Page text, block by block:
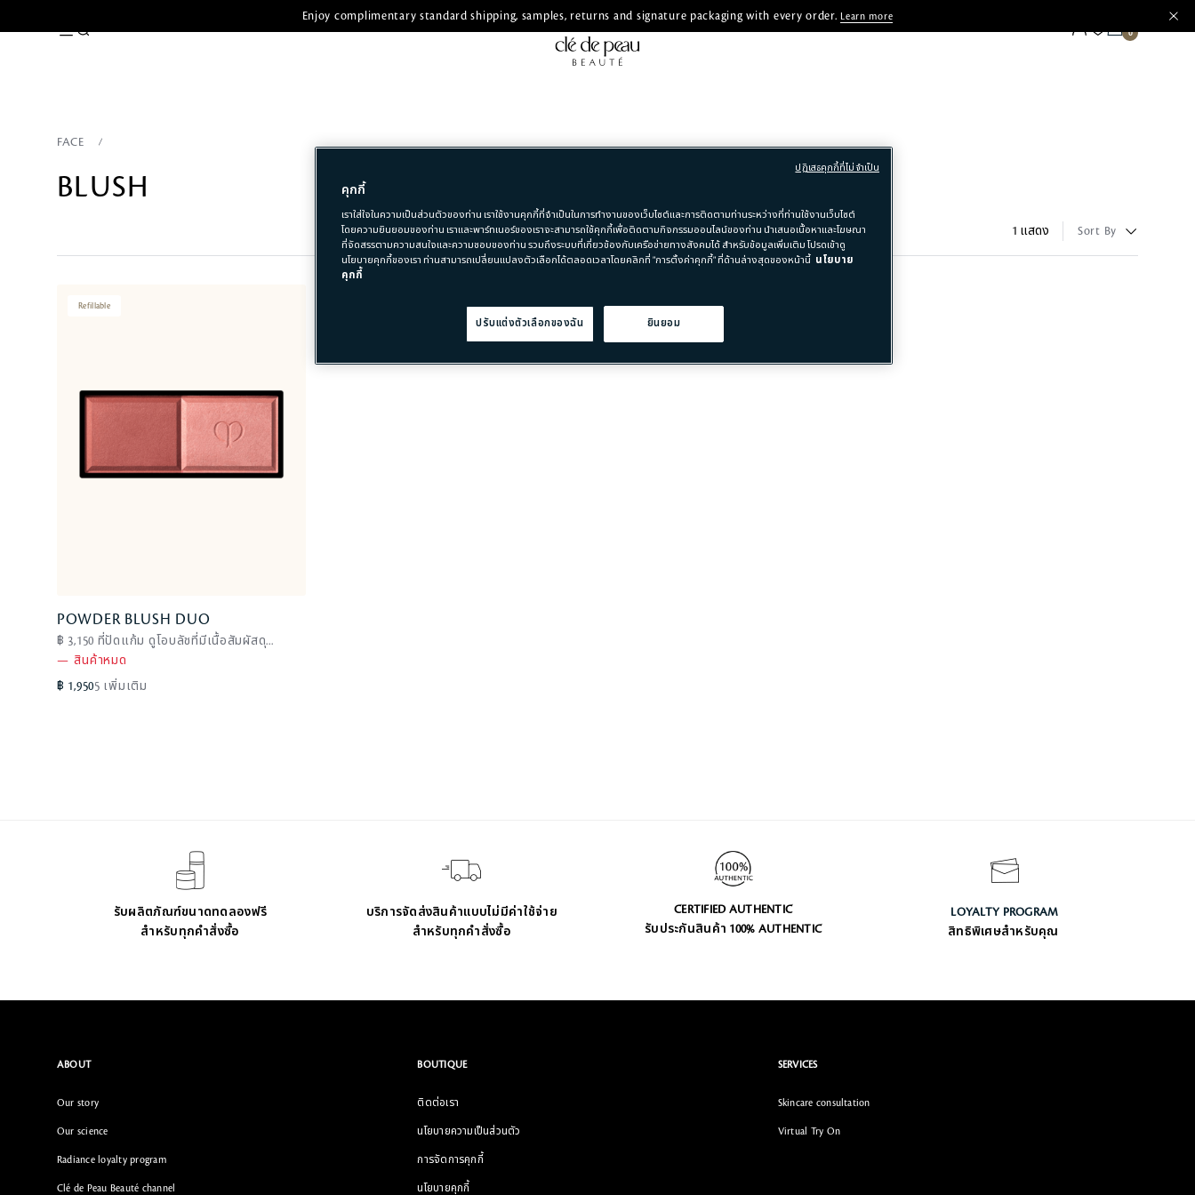
Enjoy complimentary standard shipping, samples, returns and signature packaging with every order.Learn more
FACE
BLUSH
1 แสดง Sort By
Refillable
POWDER BLUSH DUO
s
l
฿ 3,150 ที่ปัดแก้ม ดูโอบลัชที่มีเนื้อสัมผัสดุ...
— สินค้าหมด
฿ 1,9505 เพิ่มเติม
POWDER BLUSH DUO
101—สินค้าหมด
รับผลิตภัณฑ์ขนาดทดลองฟรี
สำหรับทุกคำสั่งซื้อ
บริการจัดส่งสินค้าแบบไม่มีค่าใช้จ่าย
สำหรับทุกคำสั่งซื้อ
CERTIFIED AUTHENTIC
รับประกันสินค้า 100% AUTHENTIC
LOYALTY PROGRAM
สิทธิพิเศษสำหรับคุณ
ABOUT
Our story
Our science
Radiance loyalty program
Clé de Peau Beauté channel
BOUTIQUE
ติดต่อเรา
นโยบายความเป็นส่วนตัว
การจัดการคุกกี้
นโยบายคุกกี้
SERVICES
Skincare consultation
Virtual Try On
คุกกี้
เราใส่ใจในความเป็นส่วนตัวของท่าน เราใช้งานคุกกี้ที่จำเป็นในการทำงานของเว็บไซต์และการติดตามท่านระหว่างที่ท่านใช้งานเว็บไซต์
โดยความยินยอมของท่าน เราและพาร์ทเนอร์ของเราจะสามารถใช้คุกกี้เพื่อติดตามกิจกรรมออนไลน์ของท่าน นำเสนอเนื้อหาและโฆษณา
ที่จัดสรรตามความสนใจและความชอบของท่าน รวมถึงระบบที่เกี่ยวข้องกับเครือข่ายทางสังคมได้ สำหรับข้อมูลเพิ่มเติม โปรดเข้าดู
นโยบายคุกกี้ของเรา ท่านสามารถเปลี่ยนแปลงตัวเลือกได้ตลอดเวลาโดยคลิกที่ "การตั้งค่าคุกกี้" ที่ด้านล่างสุดของหน้านี้ นโยบาย
คุกกี้
ปรับแต่งตัวเลือกของฉัน ยินยอม
ปฏิเสธคุกกี้ที่ไม่จำเป็น